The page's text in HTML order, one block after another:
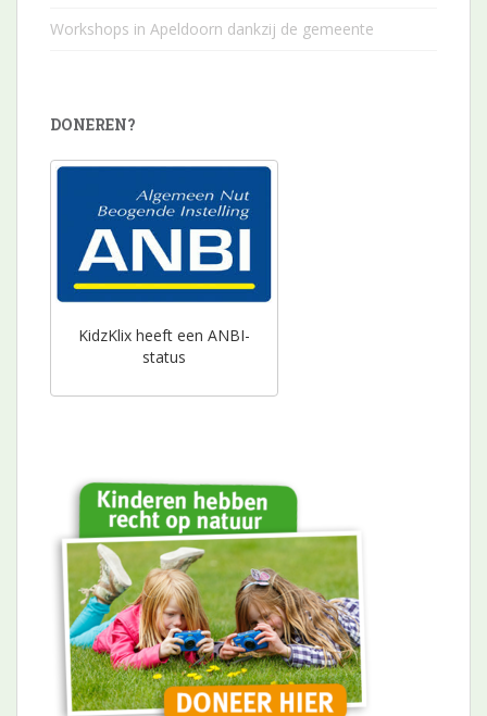
Workshops in Apeldoorn dankzij de gemeente
DONEREN?
KidzKlix heeft een ANBI-
status